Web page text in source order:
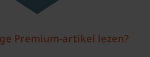
Premium-artikel lezen?